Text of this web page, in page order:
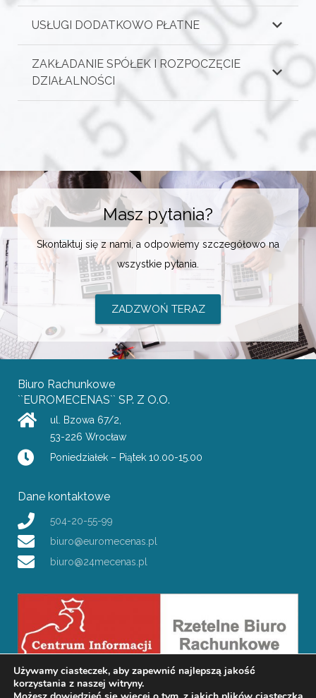
USŁUGI DODATKOWO PŁATNE
ZAKŁADANIE SPÓŁEK I ROZPOCZĘCIE
DZIAŁALNOŚCI
Masz pytania?
Skontaktuj się z nami, a odpowiemy szczegółowo na
wszystkie pytania.
ZADZWOŃ TERAZ
Biuro Rachunkowe
``EUROMECENAS`` SP. Z O.O.
ul. Bzowa 67/2
53-226 Wrocław
Poniedziałek – Piątek 10.00-15.00
Dane kontaktowe
504-20-55-99
biuro@euromecenas.pl
biuro@24mecenas.pl
Używamy ciasteczek, aby zapewnić najlepszą jakość
korzystania z naszej witryny.